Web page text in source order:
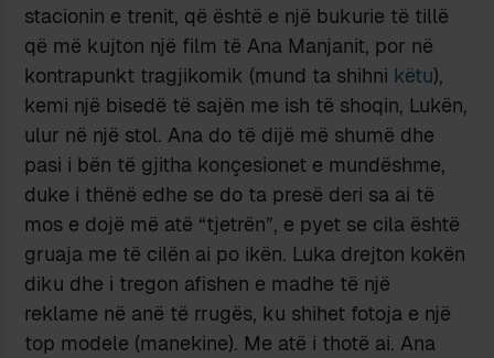
stacionin e trenit, që është e një bukurie të tillë
që më kujton një film të Ana Manjanit, por në
kontrapunkt tragjikomik (mund ta shihni këtu),
kemi një bisedë të sajën me ish të shoqin, Lukën,
ulur në një stol. Ana do të dijë më shumë dhe
pasi i bën të gjitha konçesionet e mundëshme,
duke i thënë edhe se do ta presë deri sa ai të
mos e dojë më atë “tjetrën”, e pyet se cila është
gruaja me të cilën ai po ikën. Luka drejton kokën
diku dhe i tregon afishen e madhe të një
reklame në anë të rrugës, ku shihet fotoja e një
top modele (manekine). Me atë i thotë ai. Ana